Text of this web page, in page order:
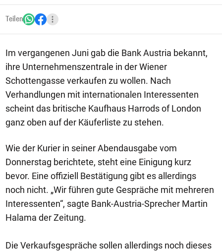
Teilen
Im vergangenen Juni gab die Bank Austria bekannt,
ihre Unternehmenszentrale in der Wiener
Schottengasse verkaufen zu wollen. Nach
Verhandlungen mit internationalen Interessenten
scheint das britische Kaufhaus Harrods of London
ganz oben auf der Käuferliste zu stehen.
Wie der Kurier in seiner Abendausgabe vom
Donnerstag berichtete, steht eine Einigung kurz
bevor. Eine offiziell Bestätigung gibt es allerdings
noch nicht. „Wir führen gute Gespräche mit mehreren
Interessenten“, sagte Bank-Austria-Sprecher Martin
Halama der Zeitung.
Die Verkaufsgespräche sollen allerdings noch dieses